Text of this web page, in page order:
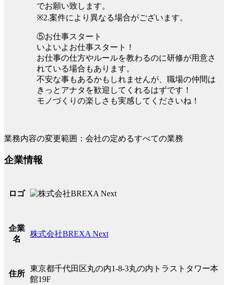
でお願い致します。
※2.案件により異なる場合がございます。
⑤お仕事スタート
いよいよお仕事スタート！
お仕事の仕方やルールを教わるのに研修が用意さ
れている場合もあります。
不安な事もあるかもしれませんが、職場の仲間は
きっとアナタを歓迎してくれるはずです！
モノづくりの楽しさも実感してくださいね！
業務内容の変更範囲：会社の定めるすべての業務
企業情報
ロゴ
企業
名
株式会社BREXA Next
住所
東京都千代田区丸の内1-8-3丸の内トラストタワー本
館19F